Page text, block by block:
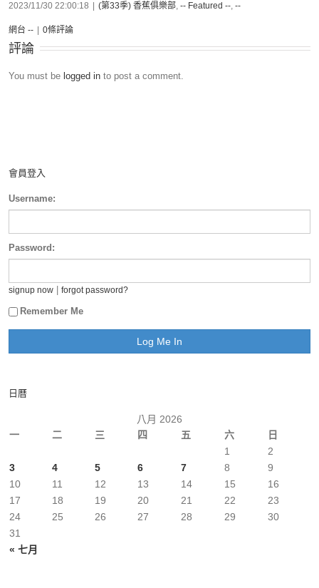
2023/11/30 22:00:18 (第33季) 香蕉俱樂部, -- Featured --, --
網台 -- 0條評論
評論
You must be logged in to post a comment.
會員登入
Username:
Password:
signup now forgot password?
Remember Me
日曆
八月 2026
一
二 三 四 五 六 日
« 七月
1
2
3
4 5 6 7 8
9
10
11 12 13 14 15
16
17
18 19 20 21 22
23
24
25 26 27 28 29
30
31